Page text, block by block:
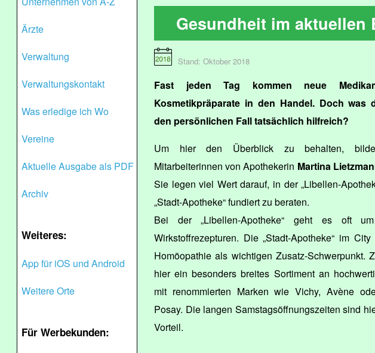
Ärzte
Verwaltung
Verwaltungskontakt
Was erledige ich Wo
Vereine
Aktuelle Ausgabe als PDF
Archiv
Weiteres:
App für iOS und Android
Weitere Orte
Für Werbekunden:
Gesundheit im aktuellen
Stand: Oktober 2018
Fast jeden Tag kommen neue
Kosmetikpräparate in den Handel. Doch was
den persönlichen Fall tatsächlich hilfreich?
Um hier den Überblick zu behalten,
Mitarbeiterinnen von Apothekerin Martina
Sie legen viel Wert darauf, in der „Libellen-
„Stadt-Apotheke“ fundiert zu beraten.
Bei der „Libellen-Apotheke“ geht es oft
Wirkstoffrezepturen. Die „Stadt-Apotheke“ im
Homöopathie als wichtigen Zusatz-Schwerpunkt.
hier ein besonders breites Sortiment an
mit renommierten Marken wie Vichy, Avène
Posay. Die langen Samstagsöffnungszeiten sind
Vorteil.